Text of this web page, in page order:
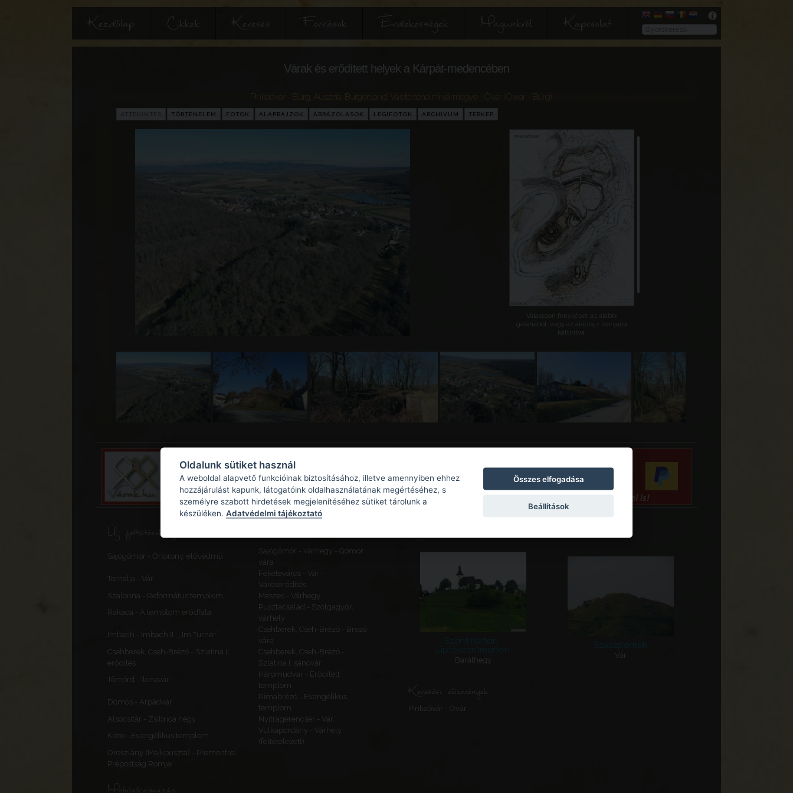
Kezdőlap Cikkek Keresés Források Érdekességek Magunkról Kapcsolat
Várak és erődített helyek a Kárpát-medencében
Ausztria Burgenland Vas történelmi vármegye
TÖRTÉNELEM FOTÓK ALAPRAJZOK ÁBRÁZOLÁSOK LÉGIFOTÓK ARCHÍVUM TÉRKÉP
Válasszon fényképet az alábbi
galériából, vagy az alaprajz ikonjaira
kattintva.
Új feltöltések, frissítések
Sajógömör - Őrtorony, elővédmű
Sajógömör - Várhegy - Gömör
vára
Tornalja - Vár
Feketeváros - Vár -
Városerődítés
Szalonna - Református templom
Meszes - Várhegy
Rakaca - A templom erődfala
Pusztacsalád - Szolgagyőr,
várhely
Imbach - Imbach II., „Im Turner”
Csehberek, Cseh-Brézó - Brezó
vára
Csehberek, Cseh-Brézó - Szlatina II.
erődítés
Csehberek, Cseh-Brézó -
Szlatina I. sáncvár
Tömörd - Ilonavár
Háromudvar - Erődített
templom
Dömös - Árpádvár
Rimabrézó - Evangélikus
templom
Alsócsitár - Zsibrica hegy
Nyitragerencsér - Vár
Kiéte - Evangélikus templom
Vulkapordány - Várhely
(feltételezett)
Oroszlány (Majkpuszta) - Premontrei
Prépostság Romjai
Mobilalkalmazás
Szentmárton ,
Liptószentmárton
Baráthegy
Szászpéntek
Vár
Keresési előzmények
Pinkaóvár - Óvár
Oldalunk sütiket használ
A weboldal alapvető funkcióinak biztosításához, illetve amennyiben ehhez
hozzájárulást kapunk, látogatóink oldalhasználatának megértéséhez, s
személyre szabott hirdetések megjelenítéséhez sütiket tárolunk a
készüléken. Adatvédelmi tájékoztató
Összes elfogadása
Beállítások